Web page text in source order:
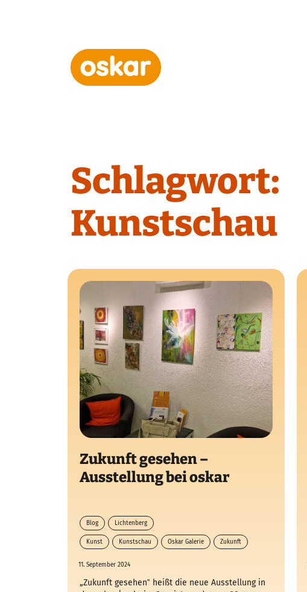
Hauptnavigation
Schlagwort:
Kunstschau
Zukunft gesehen –
Ausstellung bei oskar
Blog Lichtenberg
Kunst Kunstschau Oskar Galerie Zukunft
11. September 2024
„Zukunft gesehen‟ heißt die neue Ausstellung in